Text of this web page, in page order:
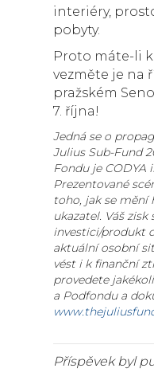
interiéry,
pobyty.
Proto máte-li
vezměte je na
pražském
7. října!
Jedná se o
Julius Sub-Fund
Fondu je CODYA
Prezentované
toho, jak se mění
ukazatel. Váš
investici/produkt
aktuální osobní
vést i k finanční
provedete
a Podfondu a
Příspěvek byl